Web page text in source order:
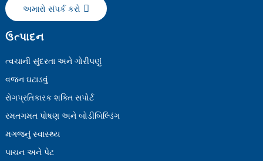
અમારો સંપર્ક કરો
ઉત્પાદન
ત્વચાની સુંદરતા અને ગોરીપણું
વજન ઘટાડવું
રોગપ્રતિકારક શક્તિ સપોર્ટ
રમતગમત પોષણ અને બોડીબિલ્ડિંગ
મગજનું સ્વાસ્થ્ય
પાચન અને પેટ